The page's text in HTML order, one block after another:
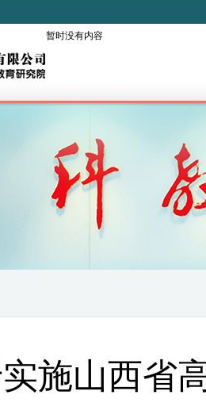
暂时没有内容
实施山西省